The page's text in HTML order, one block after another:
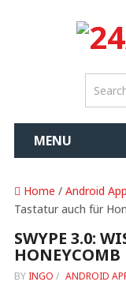
MENU
Home / Android
Tastatur auch für
SWYPE 3.0:
HONEYCOMB
BY INGO / ANDROID